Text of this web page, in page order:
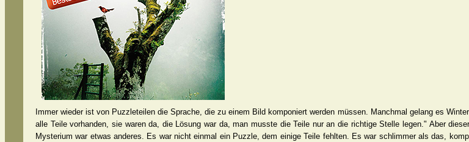
Immer wieder ist von Puzzleteilen die Sprache, die zu einem Bild komponiert werden müssen. Manchmal gelang es
alle Teile vorhanden, sie waren da, die Lösung war da, man musste die Teile nur an die richtige Stelle legen." Aber
Mysterium war etwas anderes. Es war nicht einmal ein Puzzle, dem einige Teile fehlten. Es war schlimmer als das,